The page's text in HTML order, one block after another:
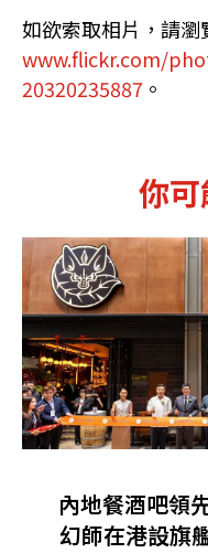
如欲索取相片，請瀏
www.flickr.com/
20320235887 。
你
內地餐酒吧領
幻師在港設旗